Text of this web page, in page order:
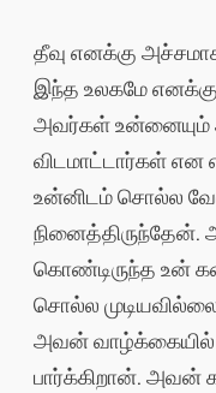
தீவு எனக்கு
இந்த உலகமே
அவர்கள் உன்னையும்
விடமாட்டார்கள் என
உன்னிடம் சொல்ல
நினைத்திருந்தேன்.
கொண்டிருந்த உன்
சொல்ல
அவன் வாழ்க்கையில்
பார்க்கிறான். அவன்